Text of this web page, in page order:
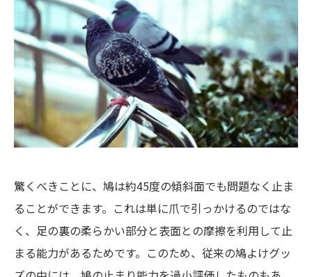
驚くべきことに、鳩は約45度の傾斜面でも問題なく止ま
ることができます。これは単に爪で引っかけるのではな
く、足の裏の柔らかい部分と表面との摩擦を利用して止
まる能力があるためです。このため、従来の鳩よけグッ